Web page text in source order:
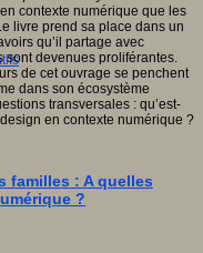
contexte numérique que les
livre prend sa place dans un
qu’il partage avec
sont devenues proliférantes.
de cet ouvrage se penchent
dans son écosystème
transversales : qu’est-
en contexte numérique ?
familles : A quelles
?